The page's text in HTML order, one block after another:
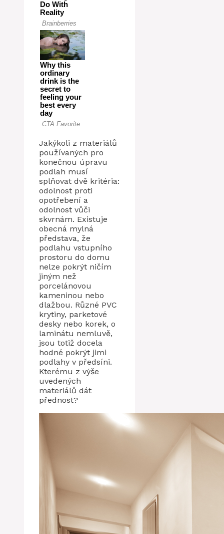
Jakýkoli z materiálů
používaných pro
konečnou úpravu
podlah musí
splňovat dvě kritéria:
odolnost proti
opotřebení a
odolnost vůči
skvrnám. Existuje
obecná mylná
představa, že
podlahu vstupního
prostoru do domu
nelze pokrýt ničím
jiným než
porcelánovou
kameninou nebo
dlažbou. Různé PVC
krytiny, parketové
desky nebo korek, o
laminátu nemluvě,
jsou totiž docela
hodné pokrýt jimi
podlahy v předsíni.
Kterému z výše
uvedených
materiálů dát
přednost?